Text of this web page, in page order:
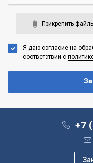
Прикрепить
Я даю согласие на
соответствии с
+7